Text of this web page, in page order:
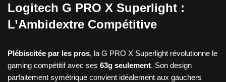
Logitech G PRO X Superlight :
L’Ambidextre Compétitive
Plébiscitée par les pros, la G PRO X Superlight révolutionne le
gaming compétitif avec ses 63g seulement. Son design
parfaitement symétrique convient idéalement aux gauchers